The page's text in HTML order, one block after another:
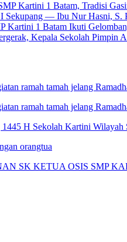
Kartini 1 Batam, Tradisi
— Ibu Nur Hasni, S.
1 Batam Ikuti
Kepala Sekolah Pimpin
ramah tamah jelang
ramah tamah jelang
1445 H Sekolah Kartini Wilayah
orangtua
SK KETUA OSIS SMP